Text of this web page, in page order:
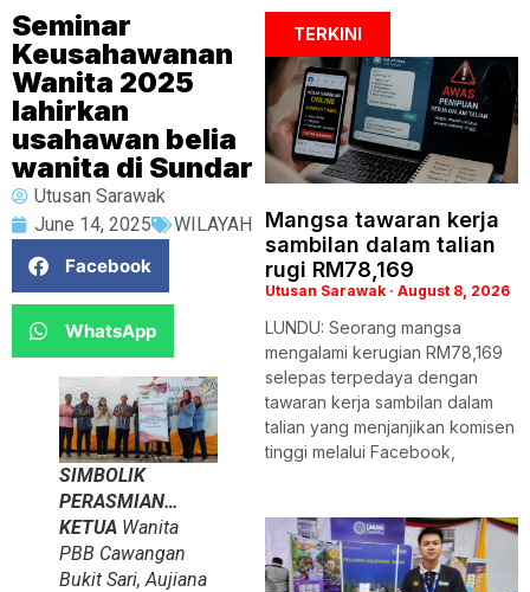
Seminar
Keusahawanan
Wanita 2025
lahirkan
usahawan belia
wanita di Sundar
Utusan Sarawak
June 14, 2025
WILAYAH
Facebook
WhatsApp
SIMBOLIK
PERASMIAN…
KETUA Wanita
PBB Cawangan
Bukit Sari, Aujiana
TERKINI
Mangsa tawaran kerja
sambilan dalam talian
rugi RM78,169
Utusan Sarawak August 8, 2026
LUNDU: Seorang mangsa
mengalami kerugian RM78,169
selepas terpedaya dengan
tawaran kerja sambilan dalam
talian yang menjanjikan komisen
tinggi melalui Facebook,